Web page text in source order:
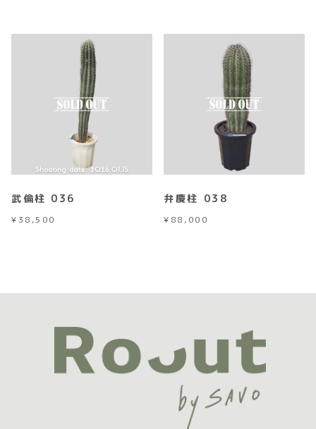
武倫柱 036
¥38,500
弁慶柱 038
¥ 88,000